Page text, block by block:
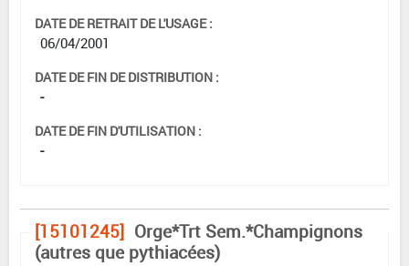
DATE DE RETRAIT DE L'USAGE :
06/04/2001
DATE DE FIN DE DISTRIBUTION :
-
DATE DE FIN D'UTILISATION :
-
[15101245] Orge*Trt Sem.*Champignons
(autres que pythiacées)